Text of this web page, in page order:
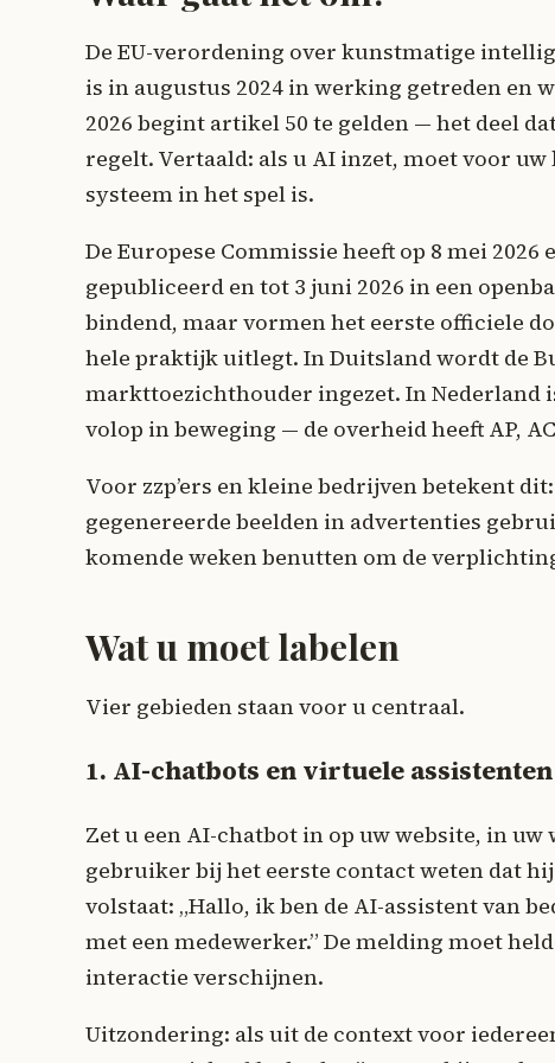
De EU-verordening over kunstmatige
is in augustus 2024 in werking getreden en
2026 begint artikel 50 te gelden — het deel
regelt. Vertaald: als u AI inzet, moet voor
systeem in het spel is.
De Europese Commissie heeft op 8 mei
gepubliceerd en tot 3 juni 2026 in een
bindend, maar vormen het eerste officiele
hele praktijk uitlegt. In Duitsland wordt de
markttoezichthouder ingezet. In Nederland
volop in beweging — de overheid heeft AP,
Voor zzp’ers en kleine bedrijven betekent
gegenereerde beelden in advertenties
komende weken benutten om de
Wat u moet labelen
Vier gebieden staan voor u centraal.
1. AI-chatbots en virtuele assistenten
Zet u een AI-chatbot in op uw website, in
gebruiker bij het eerste contact weten dat
volstaat: „Hallo, ik ben de AI-assistent van
met een medewerker.” De melding moet
interactie verschijnen.
Uitzondering: als uit de context voor